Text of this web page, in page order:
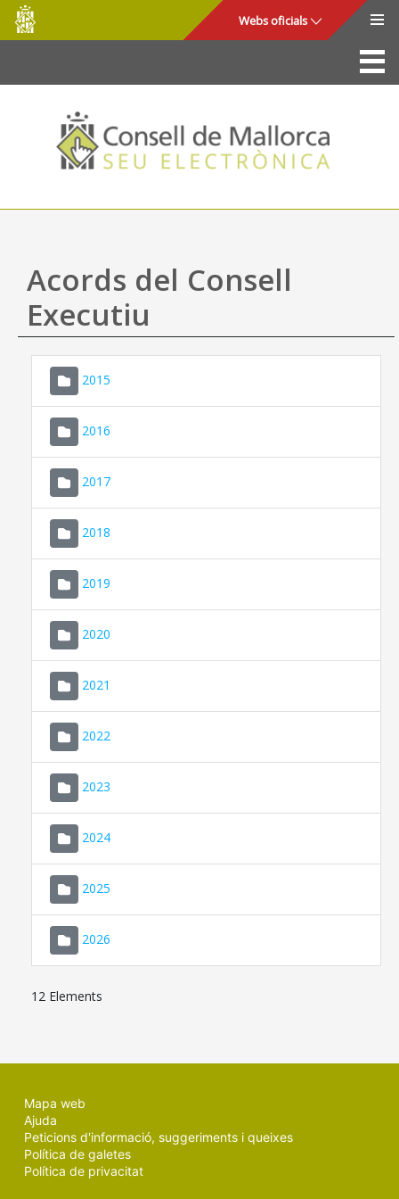
Salta al contingut principal
Consell
de
Mallorca
Webs oficials
La Seu
Consell de Mallorca
Accés i seguretat
Utilitats
Ajuda
Acords del Consell
Executiu
2015
2016
2017
2018
2019
2020
2021
2022
2023
2024
2025
2026
12 Elements
Mapa web
Ajuda
Peticions d'informació, suggeriments i queixes
Política de galetes
Política de privacitat